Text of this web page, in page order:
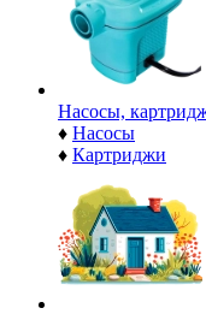
Насосы,
♦ Насосы
♦ Картриджи